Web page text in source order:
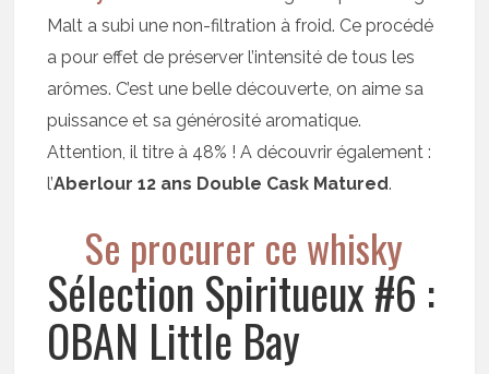
Malt a subi une non-filtration à froid. Ce procédé
a pour effet de préserver l’intensité de tous les
arômes. C’est une belle découverte, on aime sa
puissance et sa générosité aromatique.
Attention, il titre à 48% ! A découvrir également :
l’Aberlour 12 ans Double Cask Matured.
Se procurer ce whisky
Sélection Spiritueux #6 :
OBAN Little Bay